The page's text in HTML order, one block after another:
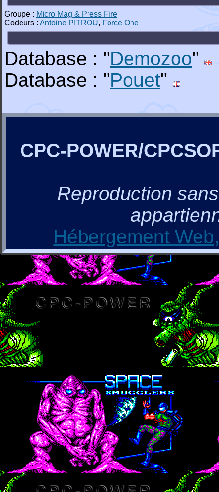
Groupe : Micro Mag & Press Fire
Codeurs : Antoine PITROU, Force One
Database : "Demozoo"
Database : "Pouet"
CPC-POWER/
Reproduction
Hébergement